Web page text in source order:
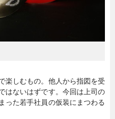
楽しむもの。他人から指図を受
はないはずです。今回は上司の
った若手社員の仮装にまつわる